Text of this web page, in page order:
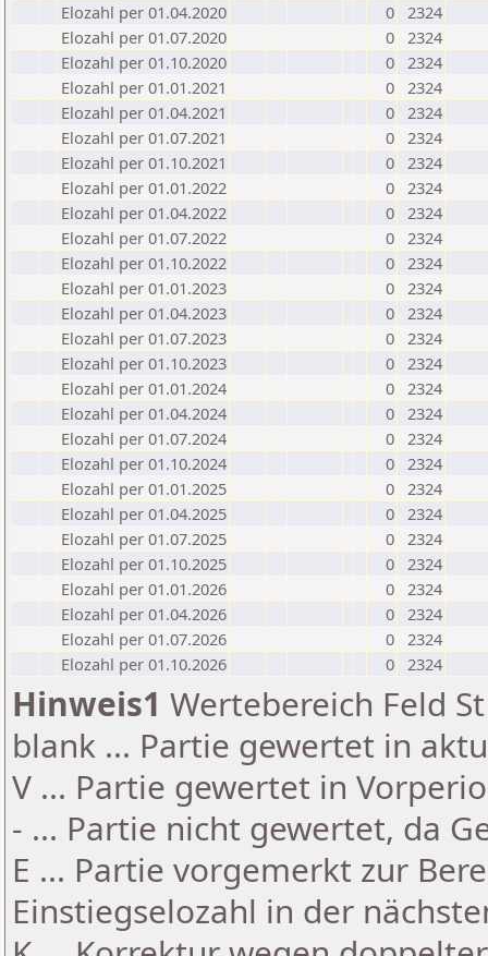
Elozahl per 01.04.2020
0 2324
Elozahl per 01.07.2020
0 2324
Elozahl per 01.10.2020
0 2324
Elozahl per 01.01.2021
0 2324
Elozahl per 01.04.2021
0 2324
Elozahl per 01.07.2021
0 2324
Elozahl per 01.10.2021
0 2324
Elozahl per 01.01.2022
0 2324
Elozahl per 01.04.2022
0 2324
Elozahl per 01.07.2022
0 2324
Elozahl per 01.10.2022
0 2324
Elozahl per 01.01.2023
0 2324
Elozahl per 01.04.2023
0 2324
Elozahl per 01.07.2023
0 2324
Elozahl per 01.10.2023
0 2324
Elozahl per 01.01.2024
0 2324
Elozahl per 01.04.2024
0 2324
Elozahl per 01.07.2024
0 2324
Elozahl per 01.10.2024
0 2324
Elozahl per 01.01.2025
0 2324
Elozahl per 01.04.2025
0 2324
Elozahl per 01.07.2025
0 2324
Elozahl per 01.10.2025
0 2324
Elozahl per 01.01.2026
0 2324
Elozahl per 01.04.2026
0 2324
Elozahl per 01.07.2026
0 2324
Elozahl per 01.10.2026
0 2324
Hinweis1 Wertebereich Feld
blank ... Partie gewertet in
V ... Partie gewertet in
- ... Partie nicht gewertet, da
E ... Partie vorgemerkt zur
Einstiegselozahl in der